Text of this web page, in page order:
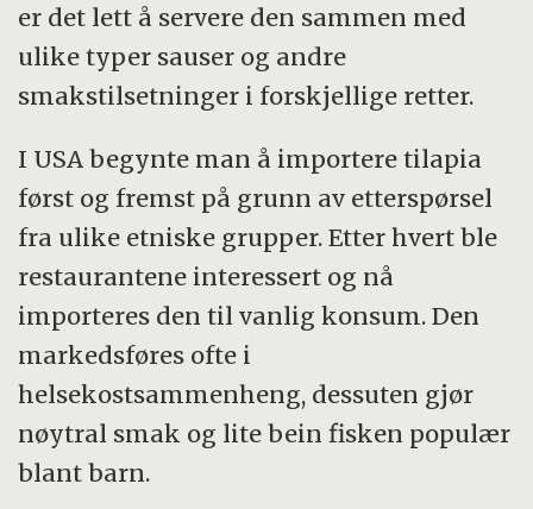
er det lett å servere den sammen med
ulike typer sauser og andre
smakstilsetninger i forskjellige retter.
I USA begynte man å importere tilapia
først og fremst på grunn av etterspørsel
fra ulike etniske grupper. Etter hvert ble
restaurantene interessert og nå
importeres den til vanlig konsum. Den
markedsføres ofte i
helsekostsammenheng, dessuten gjør
nøytral smak og lite bein fisken populær
blant barn.